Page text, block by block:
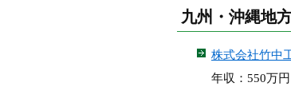
九州・沖縄地
株式会社竹中
年収：550万